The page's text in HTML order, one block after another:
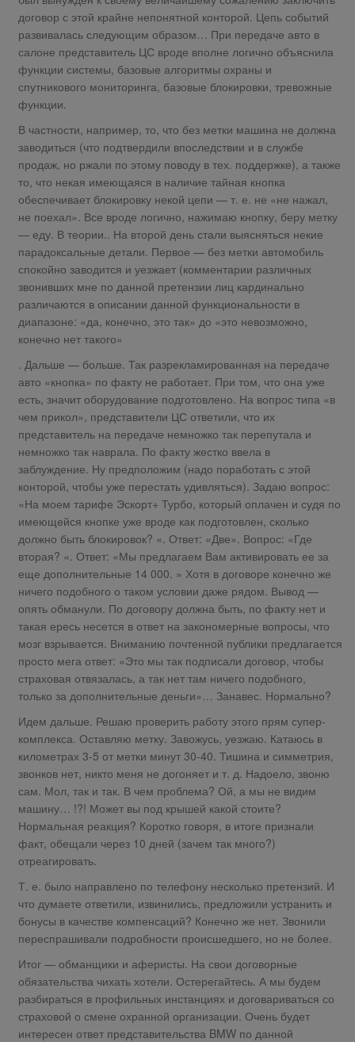
договор с этой крайне непонятной конторой. Цепь событий
развивалась следующим образом… При передаче авто в
салоне представитель ЦС вроде вполне логично объяснила
функции системы, базовые алгоритмы охраны и
спутникового мониторинга, базовые блокировки, тревожные
функции.
В частности, например, то, что без метки машина не должна
заводиться (что подтвердили впоследствии и в службе
продаж, но ржали по этому поводу в тех. поддержке), а также
то, что некая имеющаяся в наличие тайная кнопка
обеспечивает блокировку некой цепи — т. е. не «не нажал,
не поехал». Все вроде логично, нажимаю кнопку, беру метку
— еду. В теории.. На второй день стали выясняться некие
парадоксальные детали. Первое — без метки автомобиль
спокойно заводится и уезжает (комментарии различных
звонивших мне по данной претензии лиц кардинально
различаются в описании данной функциональности в
диапазоне: «да, конечно, это так» до «это невозможно,
конечно нет такого»
. Дальше — больше. Так разрекламированная на передаче
авто «кнопка» по факту не работает. При том, что она уже
есть, значит оборудование подготовлено. На вопрос типа «в
чем прикол», представители ЦС ответили, что их
представитель на передаче немножко так перепутала и
немножко так наврала. По факту жестко ввела в
заблуждение. Ну предположим (надо поработать с этой
конторой, чтобы уже перестать удивляться). Задаю вопрос:
«На моем тарифе Эскорт+ Турбо, который оплачен и судя по
имеющейся кнопке уже вроде как подготовлен, сколько
должно быть блокировок? «. Ответ: «Две». Вопрос: «Где
вторая? «. Ответ: «Мы предлагаем Вам активировать ее за
еще дополнительные 14 000. » Хотя в договоре конечно же
ничего подобного о таком условии даже рядом. Вывод —
опять обманули. По договору должна быть, по факту нет и
такая ересь несется в ответ на закономерные вопросы, что
мозг взрывается. Вниманию почтенной публики предлагается
просто мега ответ: «Это мы так подписали договор, чтобы
страховая отвязалась, а так нет там ничего подобного,
только за дополнительные деньги»… Занавес. Нормально?
Идем дальше. Решаю проверить работу этого прям супер-
комплекса. Оставляю метку. Завожусь, уезжаю. Катаюсь в
километрах 3-5 от метки минут 30-40. Тишина и симметрия,
звонков нет, никто меня не догоняет и т. д. Надоело, звоню
сам. Мол, так и так. В чем проблема? Ой, а мы не видим
машину… !?! Может вы под крышей какой стоите?
Нормальная реакция? Коротко говоря, в итоге признали
факт, обещали через 10 дней (зачем так много?)
отреагировать.
Т. е. было направлено по телефону несколько претензий. И
что думаете ответили, извинились, предложили устранить и
бонусы в качестве компенсаций? Конечно же нет. Звонили
переспрашивали подробности происшедшего, но не более.
Итог — обманщики и аферисты. На свои договорные
обязательства чихать хотели. Остерегайтесь. А мы будем
разбираться в профильных инстанциях и договариваться со
страховой о смене охранной организации. Очень будет
интересен ответ представительства BMW по данной